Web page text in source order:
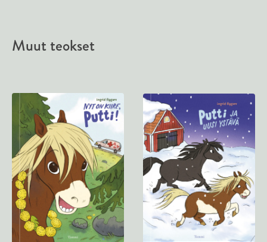
Muut teokset